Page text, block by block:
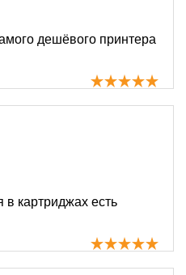
дешёвого принтера
в картриджах есть